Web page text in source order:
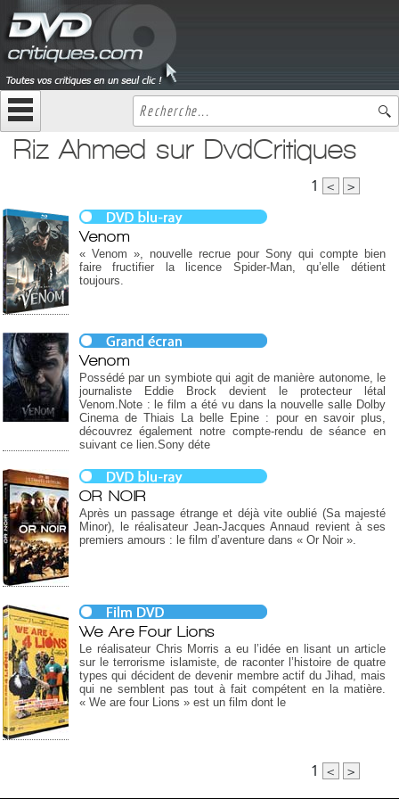
Riz Ahmed sur DvdCritiques
1 < >
Venom
« Venom », nouvelle recrue pour Sony qui compte bien
faire fructifier la licence Spider-Man, qu’elle détient
toujours.
Venom
Possédé par un symbiote qui agit de manière autonome, le
journaliste Eddie Brock devient le protecteur létal
Venom.Note : le film a été vu dans la nouvelle salle Dolby
Cinema de Thiais La belle Epine : pour en savoir plus,
découvrez également notre compte-rendu de séance en
suivant ce lien.Sony déte
OR NOIR
Après un passage étrange et déjà vite oublié (Sa majesté
Minor), le réalisateur Jean-Jacques Annaud revient à ses
premiers amours : le film d’aventure dans « Or Noir ».
We Are Four Lions
Le réalisateur Chris Morris a eu l’idée en lisant un article
sur le terrorisme islamiste, de raconter l’histoire de quatre
types qui décident de devenir membre actif du Jihad, mais
qui ne semblent pas tout à fait compétent en la matière.
« We are four Lions » est un film dont le
1 < >